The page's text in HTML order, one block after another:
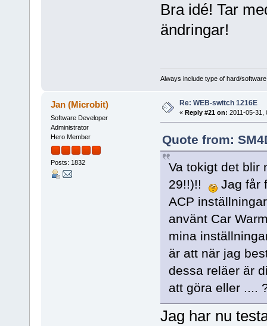
Bra idé! Tar
ändringar!
Always include type of hard/
Jan (Microbit)
Software Developer
Administrator
Hero Member
Posts: 1832
Re: WEB-switch 1216E
« Reply #21 on: 2011-05-31,
Quote from:
Va tokigt det blir
29!!)!!
Jag får
ACP
använt Car
mina
är att när jag
dessa reläer är
att göra eller ....
Jag har nu